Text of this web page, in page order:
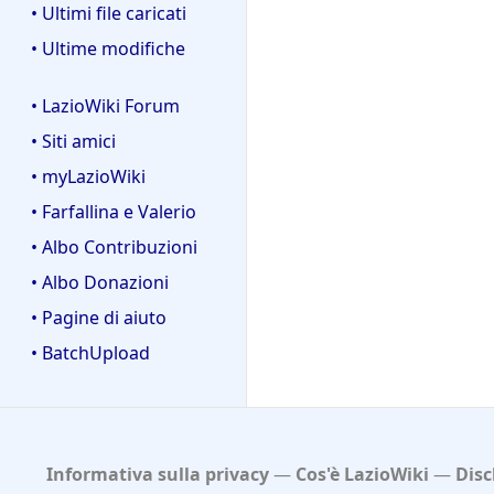
• Ultimi file caricati
• Ultime modifiche
• LazioWiki Forum
• Siti amici
• myLazioWiki
• Farfallina e Valerio
• Albo Contribuzioni
• Albo Donazioni
• Pagine di aiuto
• BatchUpload
Informativa sulla privacy Cos'è LazioWiki